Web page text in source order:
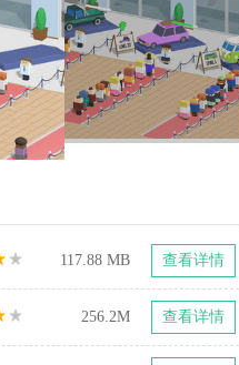
117.88 MB 查看详情
256.2M 查看详情